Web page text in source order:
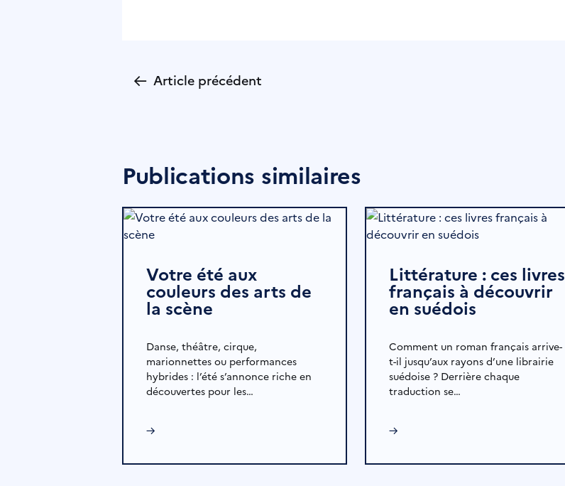
← Article précédent
Publications similaires
Votre été aux
couleurs des arts de
la scène
Danse, théâtre, cirque,
marionnettes ou performances
hybrides : l’été s’annonce riche en
découvertes pour les…
→
Littérature : ces livres
français à découvrir
en suédois
Comment un roman français arrive-
t-il jusqu’aux rayons d’une librairie
suédoise ? Derrière chaque
traduction se…
→